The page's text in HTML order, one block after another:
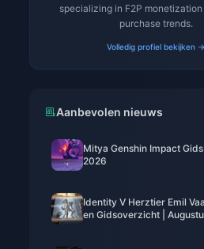
specializing in F2P
purchase trends.
Volledig profiel bekijken →
Aanbevolen nieuws
Mitya Genshin Impact
2026
Identity V Herztier Emil
en Gidsoverzicht |